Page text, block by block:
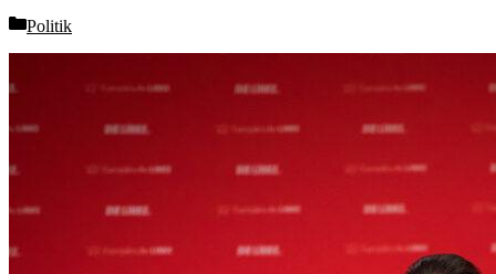
Categories
Politik